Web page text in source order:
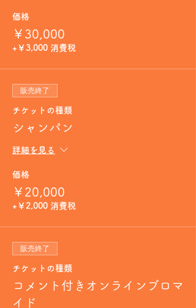
価格
￥30,000
+￥3,000 消費税
販売終了
チケットの種類
シャンパン
詳細を見る
価格
￥20,000
+￥2,000 消費税
販売終了
チケットの種類
コメント付きオンラインブロマ
イド